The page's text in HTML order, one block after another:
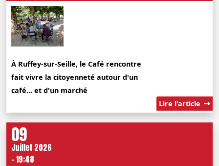
À Ruffey-sur-Seille, le Café rencontre
fait vivre la citoyenneté autour d'un
café... et d'un marché
Lire l'article
09
Juillet 2026
- 19:48